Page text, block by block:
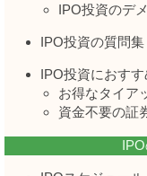
IPO投資のデ
IPO投資の質問集
IPO投資におす
お得なタイア
資金不要の証